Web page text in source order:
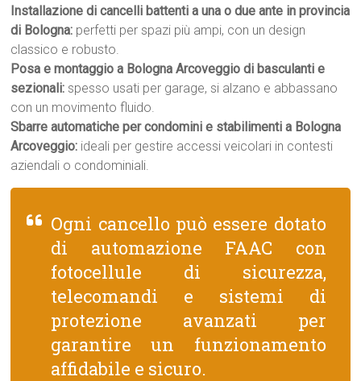
Installazione di cancelli battenti a una o due ante in provincia
di Bologna: perfetti per spazi più ampi, con un design
classico e robusto.
Posa e montaggio a Bologna Arcoveggio di basculanti e
sezionali: spesso usati per garage, si alzano e abbassano
con un movimento fluido.
Sbarre automatiche per condomini e stabilimenti a Bologna
Arcoveggio: ideali per gestire accessi veicolari in contesti
aziendali o condominiali.
Ogni cancello può essere dotato
di automazione FAAC con
fotocellule di sicurezza,
telecomandi e sistemi di
protezione avanzati per
garantire un funzionamento
affidabile e sicuro.